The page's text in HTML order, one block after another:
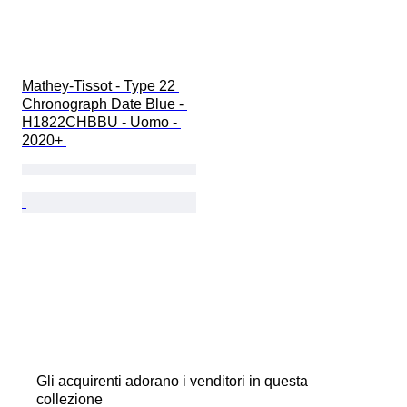
Mathey-Tissot - Type 22
Chronograph Date Blue -
H1822CHBBU - Uomo -
2020+
Gli acquirenti adorano i venditori in questa
collezione